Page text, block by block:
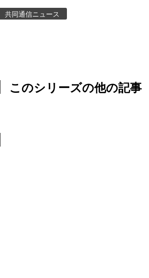
共同通信ニュース
このシリーズの他の記事